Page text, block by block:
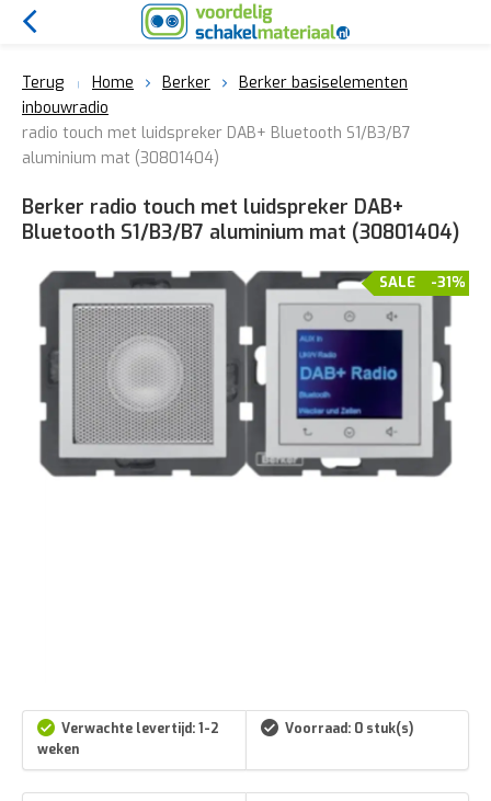
Terug Home Berker
Berker basiselementen
inbouwradio
radio touch met luidspreker DAB+ Bluetooth S1/B3/B7
aluminium mat (30801404)
Berker radio touch met luidspreker DAB+
Bluetooth S1/B3/B7 aluminium mat (30801404)
-31%
SALE
Verwachte levertijd: 1-2
weken
Voorraad: 0 stuk(s)